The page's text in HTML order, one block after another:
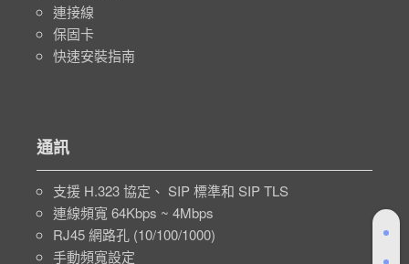
連接線
保固卡
快速安裝指南
通訊
支援 H.323 協定、 SIP 標準和 SIP TLS
連線頻寬 64Kbps ~ 4Mbps
RJ45 網路孔 (10/100/1000)
手動頻寬設定